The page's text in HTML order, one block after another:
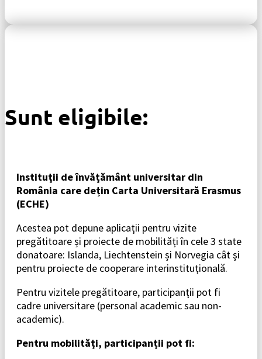
Sunt eligibile:
Instituţii de învăţământ universitar din
România care dețin Carta Universitară Erasmus
(ECHE)
Acestea pot depune aplicaţii pentru vizite
pregătitoare și proiecte de mobilități în cele 3 state
donatoare: Islanda, Liechtenstein și Norvegia cât şi
pentru proiecte de cooperare interinstituţională.
Pentru vizitele pregătitoare, participanții pot fi
cadre universitare (personal academic sau non-
academic).
Pentru mobilități, participanții pot fi: